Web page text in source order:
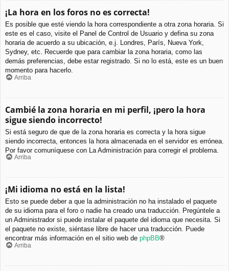
¡La hora en los foros no es correcta!
Es posible que esté viendo la hora correspondiente a otra zona horaria. Si
este es el caso, visite el Panel de Control de Usuario y defina su zona
horaria de acuerdo a su ubicación, e.j. Londres, París, Nueva York,
Sydney, etc. Recuerde que para cambiar la zona horaria, como las
demás preferencias, debe estar registrado. Si no lo está, este es un buen
momento para hacerlo.
Arriba
Cambié la zona horaria en mi perfil, ¡pero la hora
sigue siendo incorrecto!
Si está seguro de que de la zona horaria es correcta y la hora sigue
siendo incorrecta, entonces la hora almacenada en el servidor es errónea.
Por favor comuníquese con La Administración para corregir el problema.
Arriba
¡Mi idioma no está en la lista!
Esto se puede deber a que la administración no ha instalado el paquete
de su idioma para el foro o nadie ha creado una traducción. Pregúntele a
un Administrador si puede instalar el paquete del idioma que necesita. Si
el paquete no existe, siéntase libre de hacer una traducción. Puede
encontrar más información en el sitio web de phpBB®
Arriba